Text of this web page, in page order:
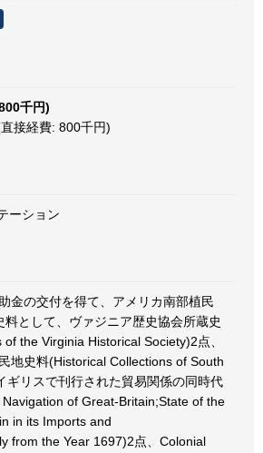
千円)
接経費: 800千円)
ーション
金の交付を得て、アメリカ南部植民
として、ヴァジニア歴史協会所蔵史
the Virginia Historical Society)2点、
地史料(Historical Collections of South
ギリスで刊行された貿易関係の同時代
of Great-Britain;State of the
in its Imports and
from the Year 1697)2点、Colonial